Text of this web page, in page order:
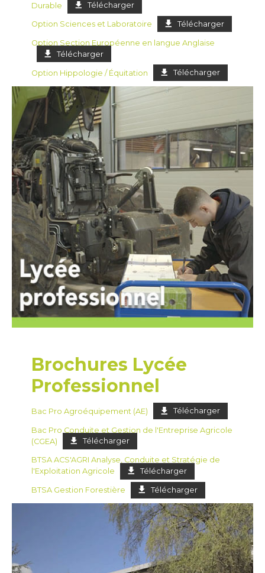
Durable
Télécharger
Option Sciences et Laboratoire Télécharger
Option Section Européenne en langue Anglaise
Télécharger
Option Hippologie / Équitation Télécharger
Brochures Lycée
Professionnel
Bac Pro Agroéquipement (AE) Télécharger
Bac Pro Conduite et Gestion de l'Entreprise Agricole
(CGEA)
Télécharger
BTSA ACS'AGRI Analyse, Conduite et Stratégie de
l'Exploitation Agricole
Télécharger
BTSA Gestion Forestière Télécharger